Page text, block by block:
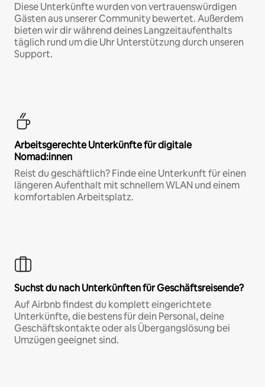
Diese Unterkünfte wurden von vertrauenswürdigen
Gästen aus unserer Community bewertet. Außerdem
bieten wir dir während deines Langzeitaufenthalts
täglich rund um die Uhr Unterstützung durch unseren
Support.
Arbeitsgerechte Unterkünfte für digitale
Nomad:innen
Reist du geschäftlich? Finde eine Unterkunft für einen
längeren Aufenthalt mit schnellem WLAN und einem
komfortablen Arbeitsplatz.
Suchst du nach Unterkünften für Geschäftsreisende?
Auf Airbnb findest du komplett eingerichtete
Unterkünfte, die bestens für dein Personal, deine
Geschäftskontakte oder als Übergangslösung bei
Umzügen geeignet sind.